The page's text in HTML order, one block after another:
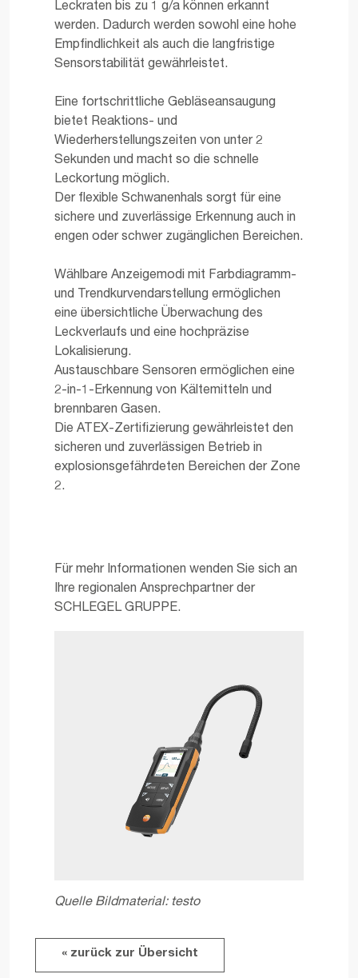
Leckraten bis zu 1 g/a können erkannt
werden. Dadurch werden sowohl eine hohe
Empfindlichkeit als auch die langfristige
Sensorstabilität gewährleistet.
Eine fortschrittliche Gebläseansaugung
bietet Reaktions- und
Wiederherstellungszeiten von unter 2
Sekunden und macht so die schnelle
Leckortung möglich.
Der flexible Schwanenhals sorgt für eine
sichere und zuverlässige Erkennung auch in
engen oder schwer zugänglichen Bereichen.
Wählbare Anzeigemodi mit Farbdiagramm-
und Trendkurvendarstellung ermöglichen
eine übersichtliche Überwachung des
Leckverlaufs und eine hochpräzise
Lokalisierung.
Austauschbare Sensoren ermöglichen eine
2-in-1-Erkennung von Kältemitteln und
brennbaren Gasen.
Die ATEX-Zertifizierung gewährleistet den
sicheren und zuverlässigen Betrieb in
explosionsgefährdeten Bereichen der Zone
2.
Für mehr Informationen wenden Sie sich an
Ihre regionalen Ansprechpartner der
SCHLEGEL GRUPPE.
Quelle Bildmaterial: testo
« zurück zur Übersicht